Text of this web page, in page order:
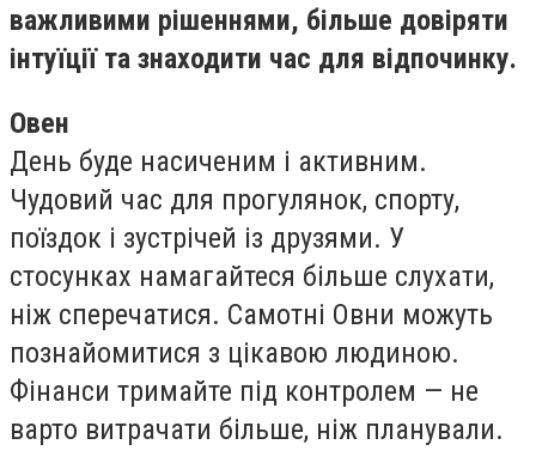
важливими рішеннями, більше довіряти
інтуїції та знаходити час для відпочинку.
Овен
День буде насиченим і активним.
Чудовий час для прогулянок, спорту,
поїздок і зустрічей із друзями. У
стосунках намагайтеся більше слухати,
ніж сперечатися. Самотні Овни можуть
познайомитися з цікавою людиною.
Фінанси тримайте під контролем — не
варто витрачати більше, ніж планували.